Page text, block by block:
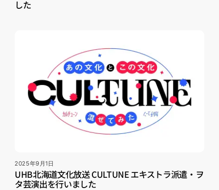
した
2025年9月1日
UHB北海道文化放送 CULTUNE エキストラ派遣・ヲ
タ芸演出を行いました